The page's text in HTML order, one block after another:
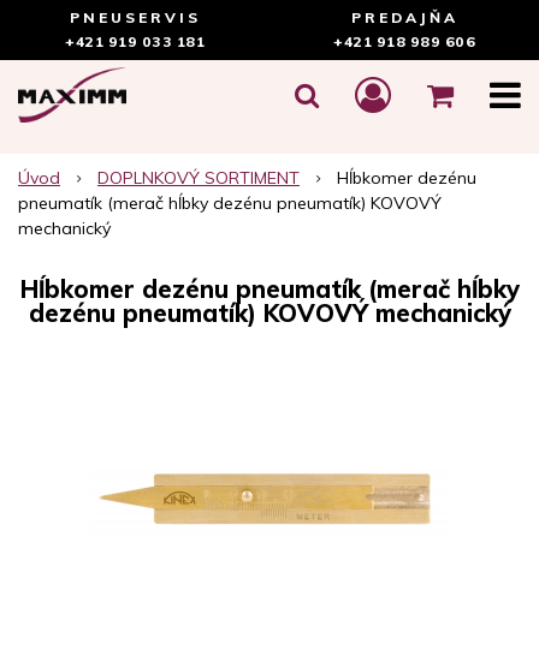
PNEUSERVIS
+421 919 033 181
PREDAJŇA
+421 918 989 606
Úvod DOPLNKOVÝ SORTIMENT
Hĺbkomer dezénu
pneumatík (merač hĺbky dezénu pneumatík) KOVOVÝ
mechanický
Hĺbkomer dezénu pneumatík (merač hĺbky
dezénu pneumatík) KOVOVÝ mechanický